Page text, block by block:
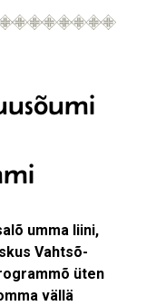
umma liini,
Vahtsõ-
üten
vällä